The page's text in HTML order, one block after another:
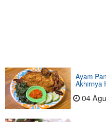
Ayam
Akhirnya
04